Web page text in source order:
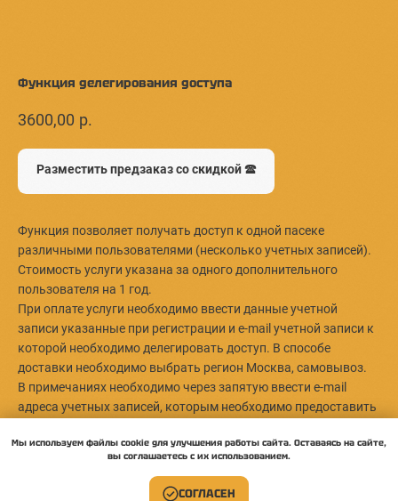
Функция делегирования доступа
3600,00 р.
Разместить предзаказ со скидкой 🕿
Функция позволяет получать доступ к одной пасеке
различными пользователями (несколько учетных записей).
Стоимость услуги указана за одного дополнительного
пользователя на 1 год.
При оплате услуги необходимо ввести данные учетной
записи указанные при регистрации и e-mail учетной записи к
которой необходимо делегировать доступ. В способе
доставки необходимо выбрать регион Москва, самовывоз.
В примечаниях необходимо через запятую ввести e-mail
адреса учетных записей, которым необходимо предоставить
функцию делегирования. Если оплата производится за одну
записи из списка.
Мы используем файлы cookie для улучшения работы сайта. Оставаясь на сайте,
вы соглашаетесь с их использованием.
СОГЛАСЕН